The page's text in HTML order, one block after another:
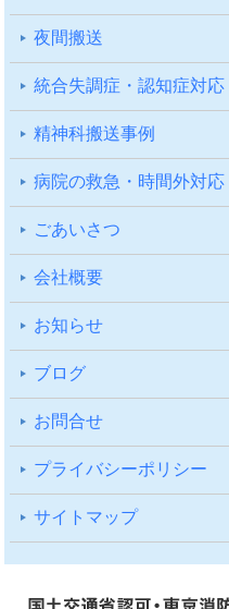
夜間搬送
統合失調症・認知症対応
精神科搬送事例
病院の救急・時間外対応
ごあいさつ
会社概要
お知らせ
ブログ
お問合せ
プライバシーポリシー
サイトマップ